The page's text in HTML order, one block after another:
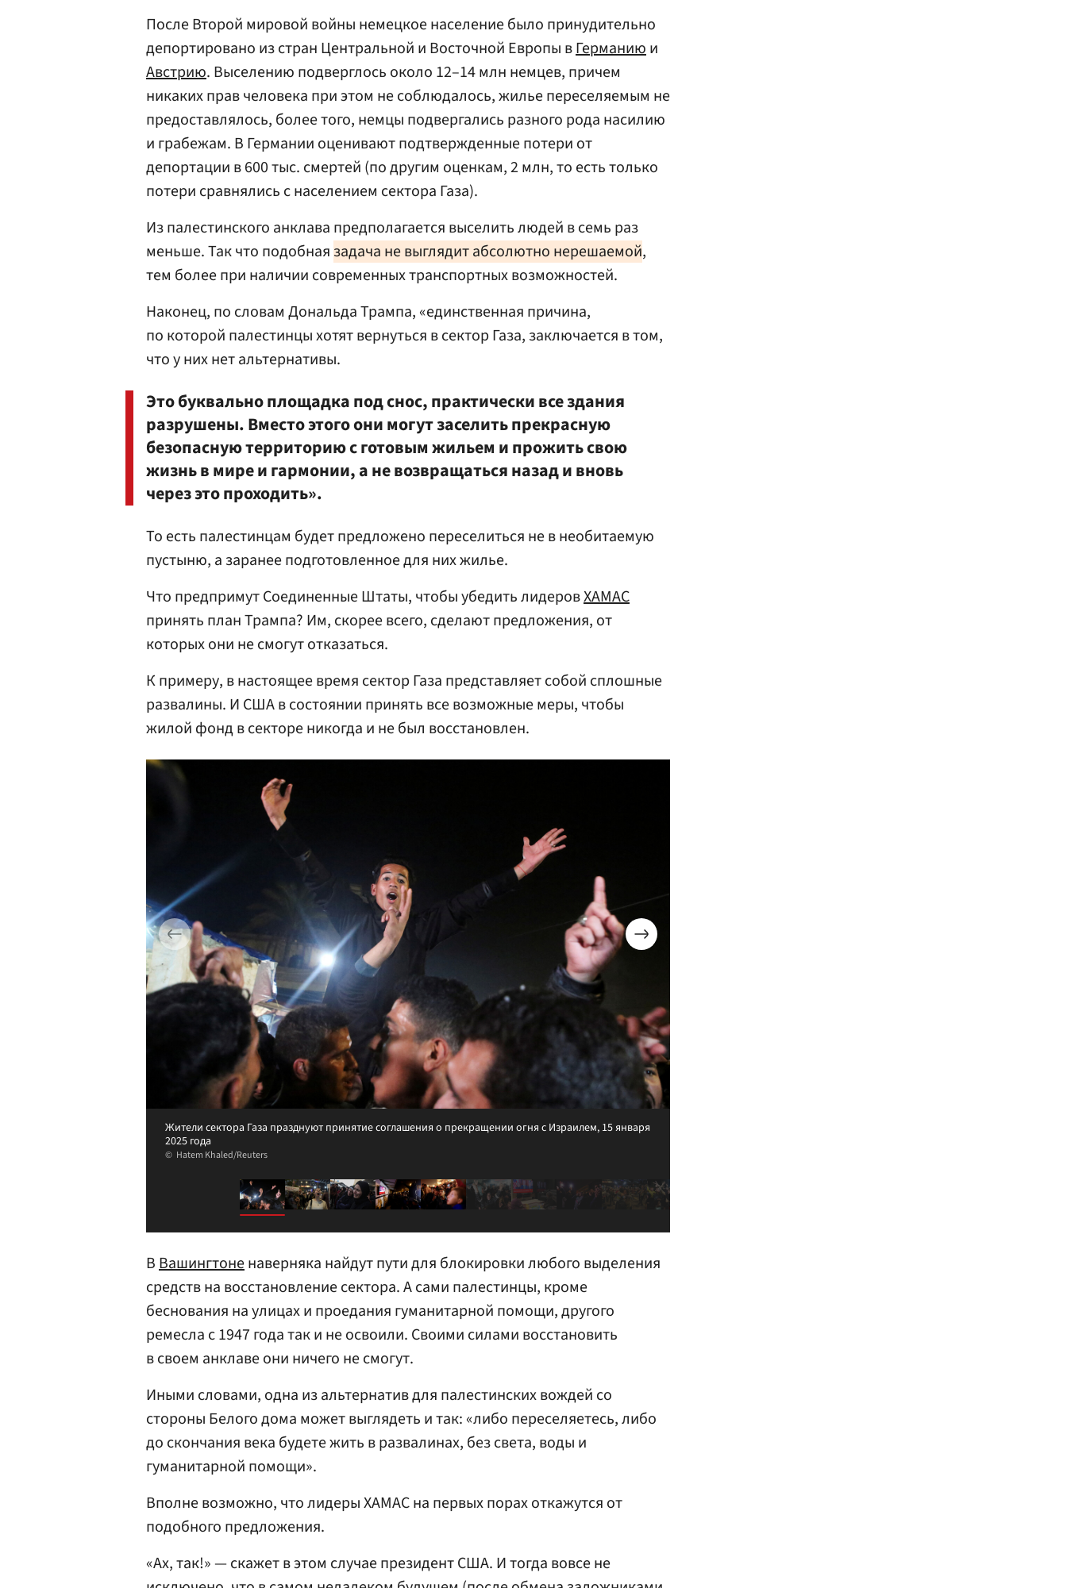
После Второй мировой войны немецкое население было принудительно
депортировано из стран Центральной и Восточной Европы вГерманиюи
Австрию. Выселению подверглось около 12–14 млн немцев, причем
никаких прав человека при этом не соблюдалось, жилье переселяемым не
предоставлялось, более того, немцы подвергались разного рода насилию
и грабежам. В Германии оценивают подтвержденные потери от
депортации в 600 тыс. смертей (по другим оценкам, 2 млн, то есть только
потери сравнялись с населением сектора Газа).
Из палестинского анклава предполагается выселить людей в семь раз
меньше. Так что подобная задача не выглядит абсолютно нерешаемой,
тем более при наличии современных транспортных возможностей.
Наконец, по словам Дональда Трампа, «единственная причина,
по которой палестинцы хотят вернуться в сектор Газа, заключается в том,
что у них нет альтернативы.
Это буквально площадка под снос, практически все здания
разрушены. Вместо этого они могут заселить прекрасную
безопасную территорию с готовым жильем и прожить свою
жизнь в мире и гармонии, а не возвращаться назад и вновь
через это проходить».
То есть палестинцам будет предложено переселиться не в необитаемую
пустыню, а заранее подготовленное для них жилье.
Что предпримут Соединенные Штаты, чтобы убедить лидеровХАМАС
принять план Трампа? Им, скорее всего, сделают предложения, от
которых они не смогут отказаться.
К примеру, в настоящее время сектор Газа представляет собой сплошные
развалины. И США в состоянии принять все возможные меры, чтобы
жилой фонд в секторе никогда и не был восстановлен.
Жители сектора Газа празднуют принятие соглашения о прекращении огня с Израилем, 15 января
2025 года
Hatem Khaled/Reuters
ВВашингтоненаверняка найдут пути для блокировки любого выделения
средств на восстановление сектора. А сами палестинцы, кроме
беснования на улицах и проедания гуманитарной помощи, другого
ремесла с 1947 года так и не освоили. Своими силами восстановить
в своем анклаве они ничего не смогут.
Иными словами, одна из альтернатив для палестинских вождей со
стороны Белого дома может выглядеть и так: «либо переселяетесь, либо
до скончания века будете жить в развалинах, без света, воды и
гуманитарной помощи».
Вполне возможно, что лидеры ХАМАС на первых порах откажутся от
подобного предложения.
«Ах, так!» — скажет в этом случае президент США. И тогда вовсе не